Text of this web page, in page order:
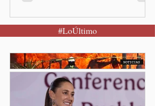
secretario de Salud
federal, David Kershenobich
exista un brote activo de
ciclosporiasis en México,
luego del incremento de
casos registrado en Estados
Unidos. Durante la
#LoÚltimo